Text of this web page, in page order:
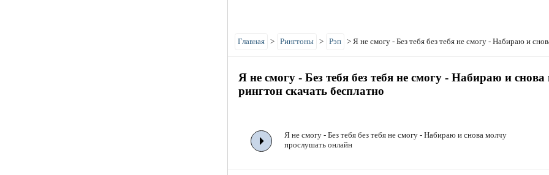
Главная > Рингтоны > Рэп > Я не смогу - Без тебя без тебя не смогу - Набираю и
Я не смогу - Без тебя без тебя не смогу - Набираю и
рингтон скачать бесплатно
Я не смогу - Без тебя без тебя не смогу - Набираю и снова молчу
прослушать онлайн